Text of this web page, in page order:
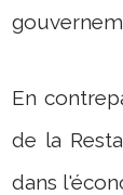
En
de la
dans